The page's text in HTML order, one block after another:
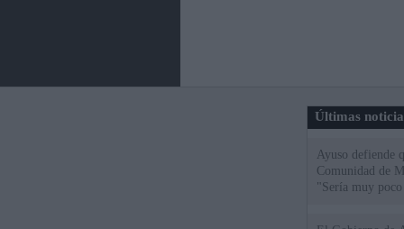
Últimas
Ayuso defiende
Comunidad de
"Sería muy